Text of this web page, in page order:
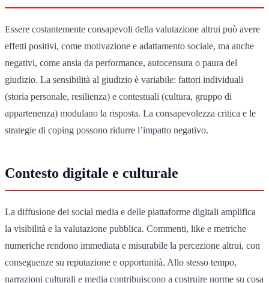
Essere costantemente consapevoli della valutazione altrui può avere
effetti positivi, come motivazione e adattamento sociale, ma anche
negativi, come ansia da performance, autocensura o paura del
giudizio. La sensibilità al giudizio è variabile: fattori individuali
(storia personale, resilienza) e contestuali (cultura, gruppo di
appartenenza) modulano la risposta. La consapevolezza critica e le
strategie di coping possono ridurre l’impatto negativo.
Contesto digitale e culturale
La diffusione dei social media e delle piattaforme digitali amplifica
la visibilità e la valutazione pubblica. Commenti, like e metriche
numeriche rendono immediata e misurabile la percezione altrui, con
conseguenze su reputazione e opportunità. Allo stesso tempo,
narrazioni culturali e media contribuiscono a costruire norme su cosa